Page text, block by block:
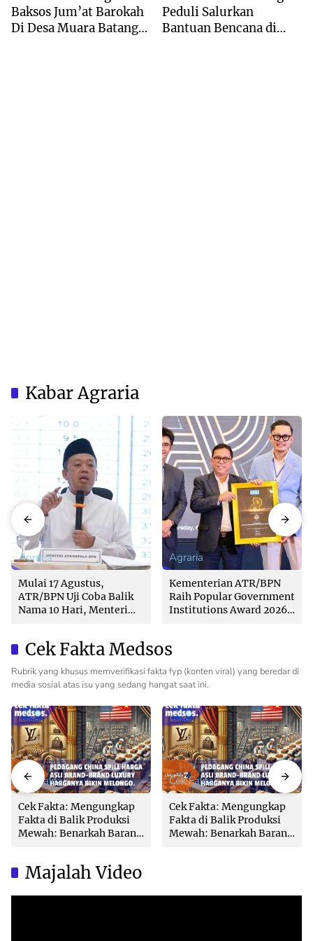
Baksos Jum’at Barokah
Di Desa Muara Batang
Peduli Salurkan
Bantuan Bencana di
Kabar Agraria
Agraria
Mulai 17 Agustus,
ATR/BPN Uji Coba Balik
Nama 10 Hari, Menteri
Agraria
Kementerian ATR/BPN
Raih Popular Government
Institutions Award 2026
Cek Fakta Medsos
Rubrik yang khusus memverifikasi fakta fyp (konten viral) yang beredar di
media sosial atas isu yang sedang hangat saat ini.
Cek Fakta
Cek Fakta: Mengungkap
Fakta di Balik Produksi
Mewah: Benarkah Barang
Cek Fakta
Cek Fakta: Mengungkap
Fakta di Balik Produksi
Mewah: Benarkah Barang
Majalah Video